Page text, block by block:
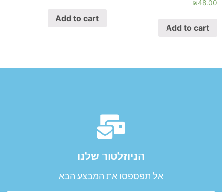
₪48.00
Add to cart
Add to cart
הניוזלטור שלנו​
אל תפספסו את המבצע הבא